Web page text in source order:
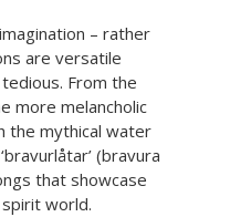
– rather
are versatile
From the
more melancholic
the mythical water
(bravura
that showcase
world.